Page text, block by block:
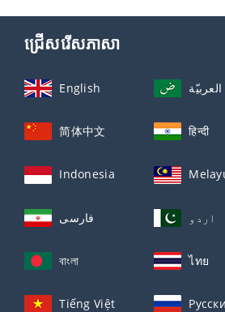
ជ្រើសរើសភាសា
English العربيّة
简体中文 हिन्दी
Indonesia
فارسی اردو
বাংলা ไทย
Tiếng Việt